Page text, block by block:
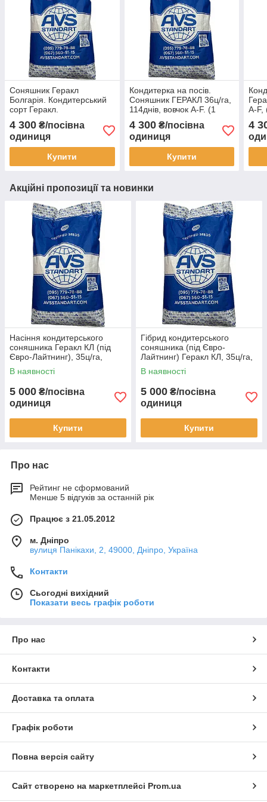
Соняшник Геракл
Болгарія. Кондитерський
сорт Геракл.
Великоплідний соняшник
Геракл
4 300 ₴/посівна
одиниця
Купити
Кондитерка на посів.
Соняшник ГЕРАКЛ 36ц/га,
114днів, вовчок A-F. (1
репр-ція)
4 300₴/посівна
одиниця
Купити
A-F,
4
Акційні пропозиції та новинки
Насіння кондитерського
соняшника Геракл КЛ (під
Євро-Лайтнинг), 35ц/га,
вовчок рас A-Е
В наявності
5 000 ₴/посівна
одиниця
Купити
Гібрид кондитерського
соняшника (під Євро-
Лайтнинг) Геракл КЛ, 35ц/га,
вовчок рас A-Е
В наявності
5 000 ₴/посівна
одиниця
Купити
Про нас
Рейтинг не сформований
Менше 5 відгуків за останній рік
Працює з 21.05.2012
м. Дніпро
вулиця Панікахи, 2, 49000, Дніпро, Україна
Контакти
Сьогодні вихідний
Показати весь графік роботи
Про нас
Контакти
Доставка та оплата
Графік роботи
Повна версія сайту
Сайт створено на маркетплейсі Prom.ua